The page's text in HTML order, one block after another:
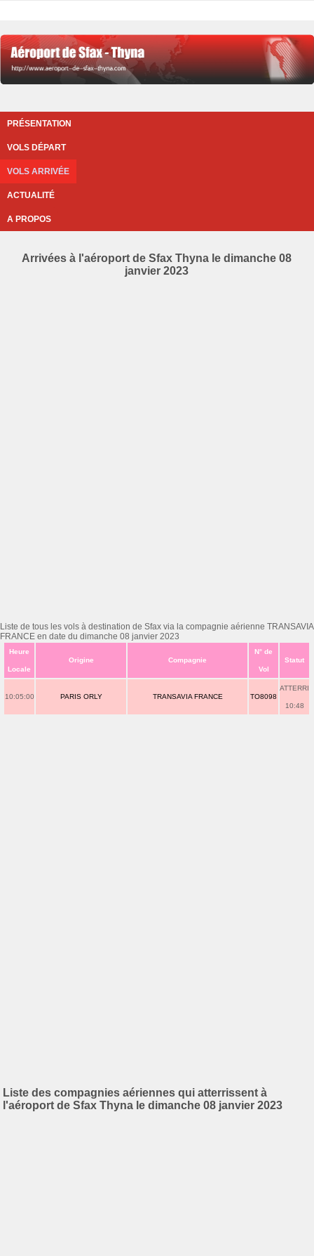
PRÉSENTATION
VOLS DÉPART
VOLS ARRIVÉE
ACTUALITÉ
A PROPOS
Arrivées à l'aéroport de Sfax Thyna le dimanche 08
janvier 2023
Liste de tous les vols à destination de Sfax via la compagnie aérienne TRANSAVIA
FRANCE en date du dimanche 08 janvier 2023
Heure
Locale
Origine Compagnie
N° de
Vol
Statut
10:05:00 PARIS ORLY TRANSAVIA FRANCE TO8098
ATTERRI
10:48
Liste des compagnies aériennes qui atterrissent à
l'aéroport de Sfax Thyna le dimanche 08 janvier 2023